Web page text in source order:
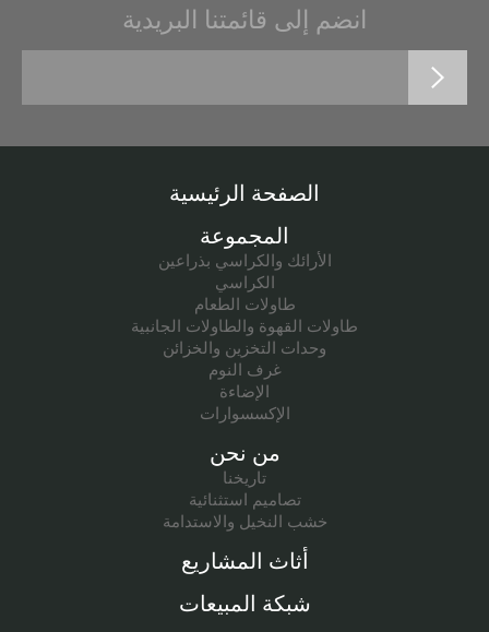
انضم إلى قائمتنا البريدية
الصفحة الرئيسية
المجموعة
الأرائك والكراسي بذراعين
الكراسي
طاولات الطعام
طاولات القهوة والطاولات الجانبية
وحدات التخزين والخزائن
غرف النوم
الإضاءة
الإكسسوارات
من نحن
تاريخنا
تصاميم استثنائية
خشب النخيل والاستدامة
أثاث المشاريع
شبكة المبيعات